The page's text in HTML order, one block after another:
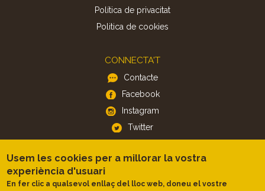
Política de privacitat
Politica de cookies
CONNECTA'T
Contacte
Facebook
Instagram
Twitter
APP
Usem les cookies per a millorar la vostra
experiència d'usuari
En fer clic a qualsevol enllaç del lloc web, doneu el vostre